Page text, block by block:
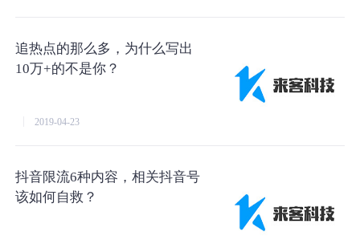
追热点的那么多，为什么写出
10万+的不是你？
2019-04-23
抖音限流6种内容，相关抖音号
该如何自救？